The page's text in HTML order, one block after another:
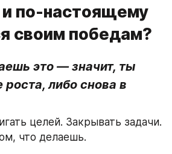
по-настоящему
своим победам?
это — значит, ты
роста, либо снова в
целей. Закрывать задачи.
что делаешь.